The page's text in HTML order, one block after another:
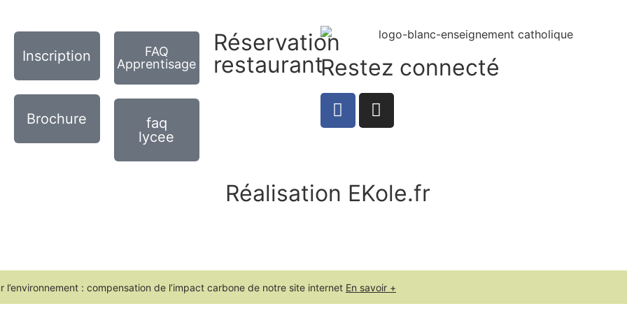
Inscription
Brochure
FAQ
Apprentisage
faq
lycee
Réservation
restaurantRestez connecté
Réalisation EKole.fr
l’environnement : compensation de l’impact carbone de notre site internet En savoir +